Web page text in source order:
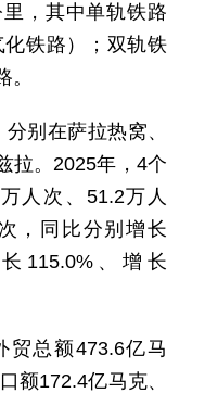
，其中单轨铁路
铁路）；双轨铁
别在萨拉热窝、
拉。2025年，4个
人次、51.2万人
，同比分别增长
115.0%、增长
贸总额473.6亿马
额172.4亿马克、